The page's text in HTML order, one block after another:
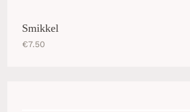
Smikkel
€7.50